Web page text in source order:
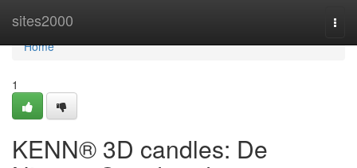
sites2000
Home
Home
1
KENN® 3D candles: De